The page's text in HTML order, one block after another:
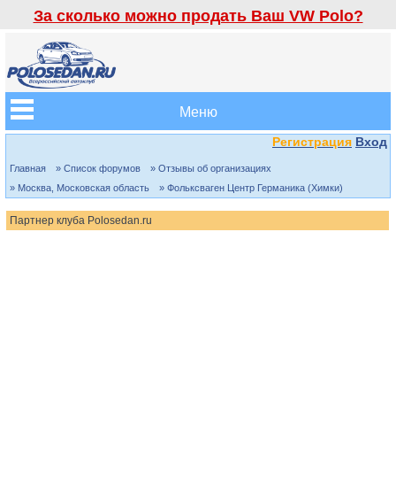
За сколько можно продать Ваш VW Polo?
Меню
Регистрация Вход
Главная » Список форумов
» Отзывы об организациях
» Москва, Московская область
» Фольксваген Центр Германика (Химки)
Партнер клуба Polosedan.ru